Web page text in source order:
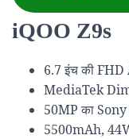
iQOO Z9s
6.7 इंच की FHD
MediaTek
50MP का
5500mAh,